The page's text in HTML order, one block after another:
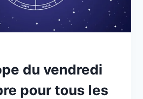
du vendredi
pour tous les